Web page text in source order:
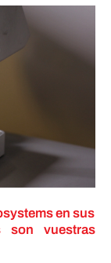
en sus
son vuestras